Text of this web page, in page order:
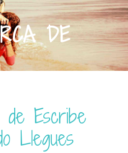
DE
de Escribe
Llegues